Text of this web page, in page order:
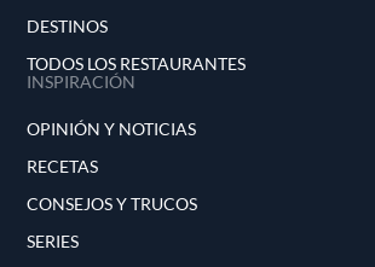
DESTINOS
TODOS LOS RESTAURANTES
INSPIRACIÓN
OPINIÓN Y NOTICIAS
RECETAS
CONSEJOS Y TRUCOS
SERIES